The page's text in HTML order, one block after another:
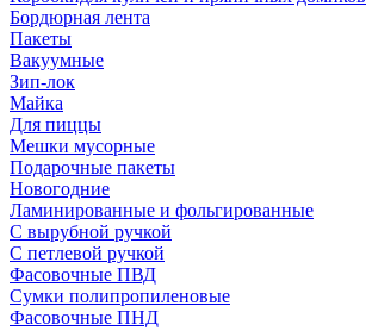
Бордюрная лента
Пакеты
Вакуумные
Зип-лок
Майка
Для пиццы
Мешки мусорные
Подарочные пакеты
Новогодние
Ламинированные и фольгированные
С вырубной ручкой
С петлевой ручкой
Фасовочные ПВД
Сумки полипропиленовые
Фасовочные ПНД